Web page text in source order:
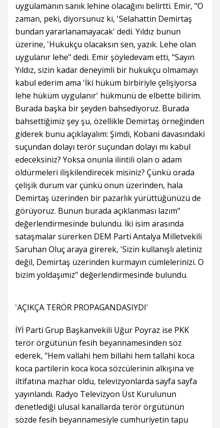
uygulamanın sanık lehine olacağını belirtti. Emir, "O
zaman, peki, diyorsunuz ki, 'Selahattin Demirtaş
bundan yararlanamayacak' dedi. Yıldız bunun
üzerine, 'Hukukçu olacaksın sen, yazık. Lehe olan
uygulanır lehe" dedi. Emir şöyledevam etti, "Sayın
Yıldız, sizin kadar deneyimli bir hukukçu olmamayı
kabul ederim ama 'İki hüküm birbiriyle çelişiyorsa
lehe hüküm uygulanır' hükmünü de elbette bilirim.
Burada başka bir şeyden bahsediyoruz. Burada
bahsettiğimiz şey şu, özellikle Demirtaş örneğinden
giderek bunu açıklayalım: Şimdi, Kobani davasındaki
suçundan dolayı terör suçundan dolayı mı kabul
edeceksiniz? Yoksa onunla ilintili olan o adam
öldürmeleri ilişkilendirecek misiniz? Çünkü orada
çelişik durum var çünkü onun üzerinden, hala
Demirtaş üzerinden bir pazarlık yürüttüğünüzü de
görüyoruz. Bunun burada açıklanması lazım"
değerlendirmesinde bulundu. İki isim arasında
sataşmalar sürerken DEM Parti Antalya Milletvekili
Saruhan Oluç araya girerek, 'Sizin kullanışlı aletiniz
değil, Demirtaş üzerinden kurmayın cümlelerinizi. O
bizim yoldaşımız" değerlendirmesinde bulundu.
'AÇIKÇA TERÖR PROPAGANDASIYDI'
İYİ Parti Grup Başkanvekili Uğur Poyraz ise PKK
terör örgütünün fesih beyannamesinden söz
ederek, "Hem vallahi hem billahi hem tallahi koca
koca partilerin koca koca sözcülerinin alkışına ve
iltifatına mazhar oldu, televizyonlarda sayfa sayfa
yayınlandı. Radyo Televizyon Üst Kurulunun
denetlediği ulusal kanallarda terör örgütünün
sözde fesih beyannamesiyle cumhuriyetin tapu